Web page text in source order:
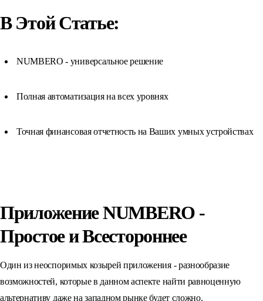
В Этой Статье:
NUMBERO - универсальное решение
Полная автоматизация на всех уровнях
Точная финансовая отчетность на Ваших умных устройствах
Приложение NUMBERO -
Простое и Всестороннее
Один из неоспоримых козырей приложения - разнообразие
возможностей, которые в данном аспекте найти равноценную
альтернативу даже на западном рынке будет сложно.